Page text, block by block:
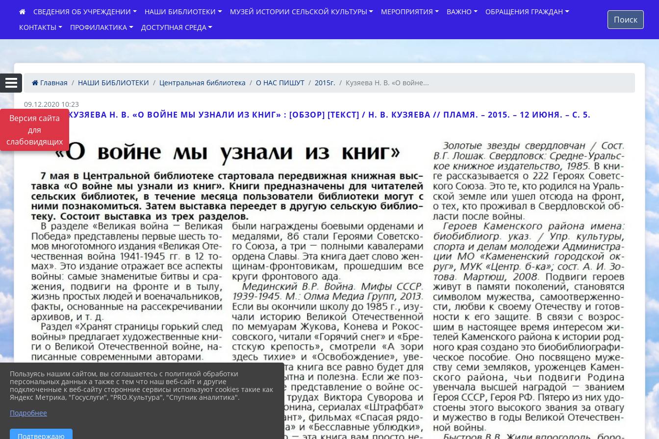
Версия сайта
для
слабовидящих
СВЕДЕНИЯ ОБ УЧРЕЖДЕНИИ НАШИ БИБЛИОТЕКИ МУЗЕЙ ИСТОРИИ СЕЛЬСКОЙ КУЛЬТУРЫ МЕРОПРИЯТИЯ ВАЖНО
ОБРАЩЕНИЯ ГРАЖДАН
КОНТАКТЫ
ПРОФИЛАКТИКА ДОСТУПНАЯ СРЕДА
Поиск
Главная НАШИ БИБЛИОТЕКИ Центральная библиотека О НАС ПИШУТ 2015г. Кузяева Н. В. «О войне...
09.12.2020 10:23
КУЗЯЕВА Н. В. «О ВОЙНЕ МЫ УЗНАЛИ ИЗ КНИГ» : [ОБЗОР] [ТЕКСТ] / Н. В. КУЗЯЕВА // ПЛАМЯ. – 2015. – 12 ИЮНЯ. – С. 5.
Пользуясь нашим сайтом, вы соглашаетесь с политикой обработки
персональных данных а также с тем что наш веб-сайт и другие
подключенные к веб-сайту сторонние сервисы используют cookies такие как
Яндекс Метрика, "Госуслуги", "PRO.Культура", "Спутник аналитика".
Подробнее
Подтверждаю